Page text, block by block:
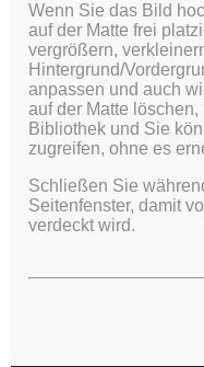
Wenn Sie das Bild
auf der Matte frei
vergrößern,
Hintergrund/
anpassen und auch
auf der Matte
Bibliothek und Sie
zugreifen, ohne es
Schließen Sie
Seitenfenster, damit
verdeckt wird.